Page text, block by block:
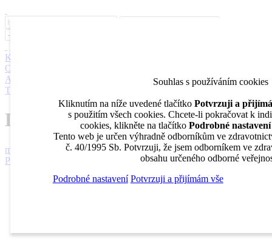
Kariérní poradenství
O nás
AKADEMIE
DENTAL JOBS STOMATEAM
TV
DentalJobs.cz
menu
Přihlásit
Inzerce
Souhlas s používáním cookies
Kliknutím na níže uvedené tlačítkoPotvrzuji a
s použitím všech cookies. Chcete-li pokračovat k
cookies, klikněte na tlačítko Podrobné nastavení
Tento web je určen výhradně odborníkům ve
č. 40/1995 Sb. Potvrzuji, že jsem odborníkem ve
obsahu určeného odborné
Podrobné nastavení Potvrzuji a přijímám vše